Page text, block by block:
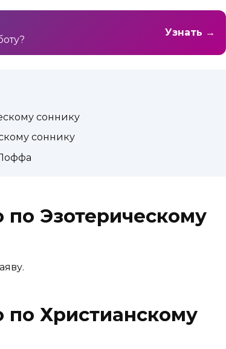
Узнать →
соннику
соннику
по Эзотерическому
по Христианскому